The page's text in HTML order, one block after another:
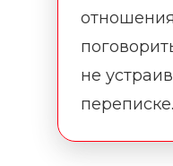
не
переписке.